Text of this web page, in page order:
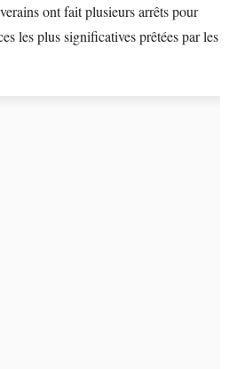
ont fait plusieurs arrêts pour
les plus significatives prêtées par les